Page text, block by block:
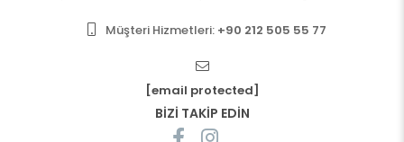
Müşteri Hizmetleri: +90 212 505 55 77
[email protected]
BİZİ TAKİP EDİN